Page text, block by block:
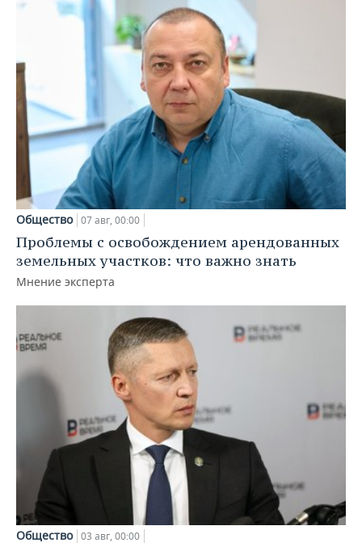
Общество 07 авг, 00:00
Проблемы с освобождением арендованных
земельных участков: что важно знать
Мнение эксперта
Общество 03 авг, 00:00